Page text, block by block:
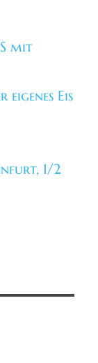
mit
Eis
1/2